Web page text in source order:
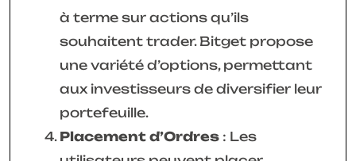
à terme sur actions qu’ils
souhaitent trader. Bitget propose
une variété d’options, permettant
aux investisseurs de diversifier leur
portefeuille.
Placement d’Ordres : Les